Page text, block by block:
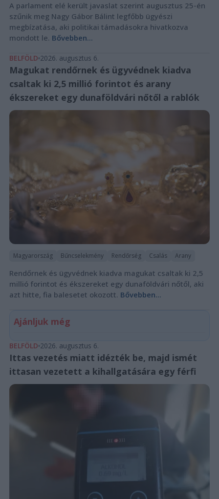
A parlament elé került javaslat szerint augusztus 25-én
szűnik meg Nagy Gábor Bálint legfőbb ügyészi
megbízatása, aki politikai támadásokra hivatkozva
mondott le. Bővebben...
BELFÖLD 2026. augusztus 6.
Magukat rendőrnek és ügyvédnek kiadva
csaltak ki 2,5 millió forintot és arany
ékszereket egy dunaföldvári nőtől a rablók
Magyarország Bűncselekmény Rendőrség Csalás Arany
Rendőrnek és ügyvédnek kiadva magukat csaltak ki 2,5
millió forintot és ékszereket egy dunaföldvári nőtől, aki
azt hitte, fia balesetet okozott. Bővebben...
Ajánljuk még
BELFÖLD 2026. augusztus 6.
Ittas vezetés miatt idézték be, majd ismét
ittasan vezetett a kihallgatására egy férfi